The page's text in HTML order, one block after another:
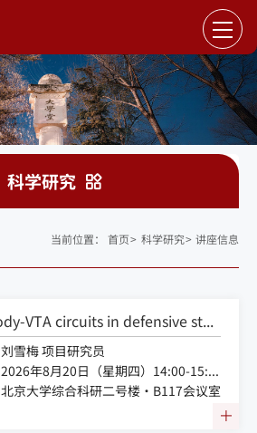
科学研究
当前位置： 首页> 科学研究> 讲座信息
Body-VTA circuits in defensive states: emerging mechanisms in fear and anxiety
刘雪梅 项目研究员
2026年8月20日（星期四）14:00-15:00
北京大学综合科研二号楼·B117会议室